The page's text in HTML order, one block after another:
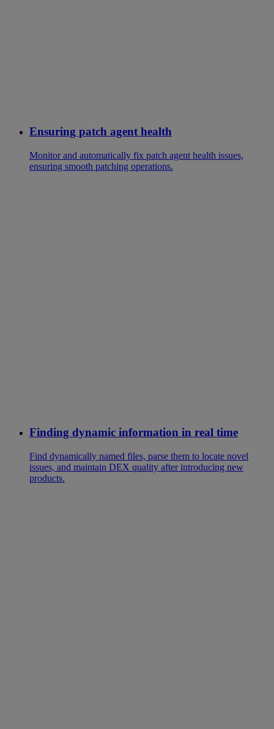
Ensuring patch agent health
Monitor and automatically fix patch agent health issues,
ensuring smooth patching operations.
Finding dynamic information in real time
Find dynamically named files, parse them to locate novel
issues, and maintain DEX quality after introducing new
products.